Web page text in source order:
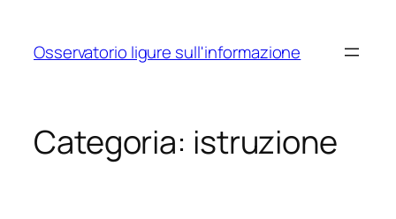
contenuto
Osservatorio ligure sull'informazione
Categoria: istruzione